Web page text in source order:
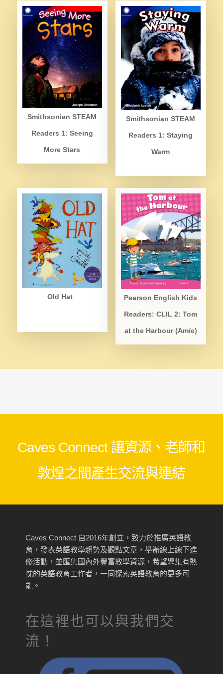
Smithsonian STEAM
Readers 1: Seeing
More Stars
Smithsonian STEAM
Readers 1: Staying
Warm
Old Hat Pearson English Kids
Readers: CLIL 2: Tom
at the Harbour (Am/e)
Caves Connect 讓資源、老師和
敦煌之間產生交流與連結
Caves Connect 自2016年創立，致力於推廣英語教
育，發表英語教學趨勢及觀點文章，舉辦線上線下進
修活動，並匯集國內外豐富教學資源，希望聚集有熱
忱的英語教育工作者，一同探索英語教育的更多可
能。
在這裡也可以與我們交
流！